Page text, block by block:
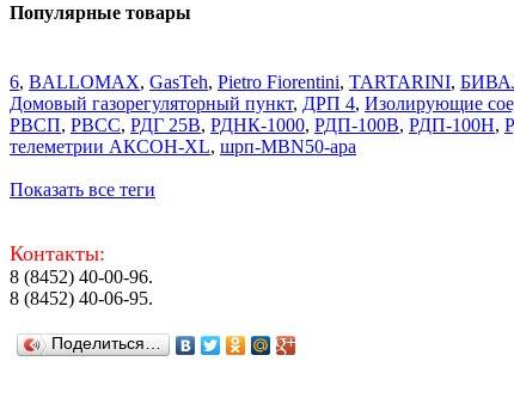
Популярные товары
6, BALLOMAX, GasTeh, Pietro Fiorentini, TARTARINI,
Домовый газорегуляторный пункт, ДРП 4, Изолирующие
РВСП, РВСС, РДГ 25В, РДНК-1000, РДП-100В, РДП-100Н,
телеметрии АКСОН-XL, шрп-MBN50-apa
Показать все теги
Контакты:
8 (8452) 40-00-96.
8 (8452) 40-06-95.
Поделиться…